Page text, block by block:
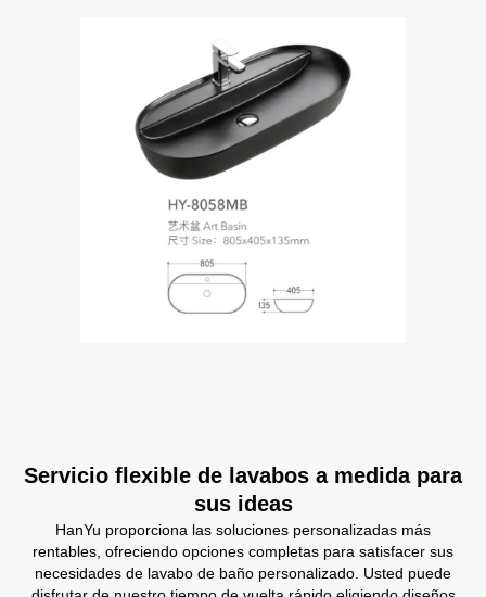
Servicio flexible de lavabos a medida para
sus ideas
HanYu proporciona las soluciones personalizadas más
rentables, ofreciendo opciones completas para satisfacer sus
necesidades de lavabo de baño personalizado. Usted puede